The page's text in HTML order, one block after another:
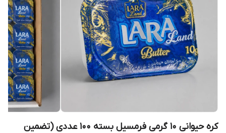
کره حیوانی 10 گرمی فرمسیل بسته 100 عددی (تضمین